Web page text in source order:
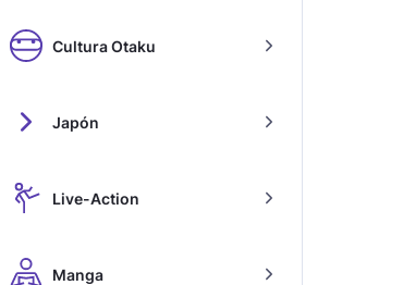
Cultura Otaku
Japón
Live-Action
Manga